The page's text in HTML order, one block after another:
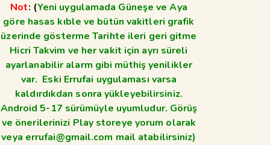
Not: (Yeni uygulamada Güneşe ve Aya
göre hasas kıble ve bütün vakitleri grafik
üzerinde gösterme Tarihte ileri geri gitme
Hicri Takvim ve her vakit için ayrı süreli
ayarlanabilir alarm gibi müthiş yenilikler
var. Eski Errufai uygulaması varsa
kaldırdıkdan sonra yükleyebilirsiniz.
Android 5-17 sürümüyle uyumludur. Görüş
ve önerilerinizi Play storeye yorum olarak
veya errufai@gmail.com mail atabilirsiniz)